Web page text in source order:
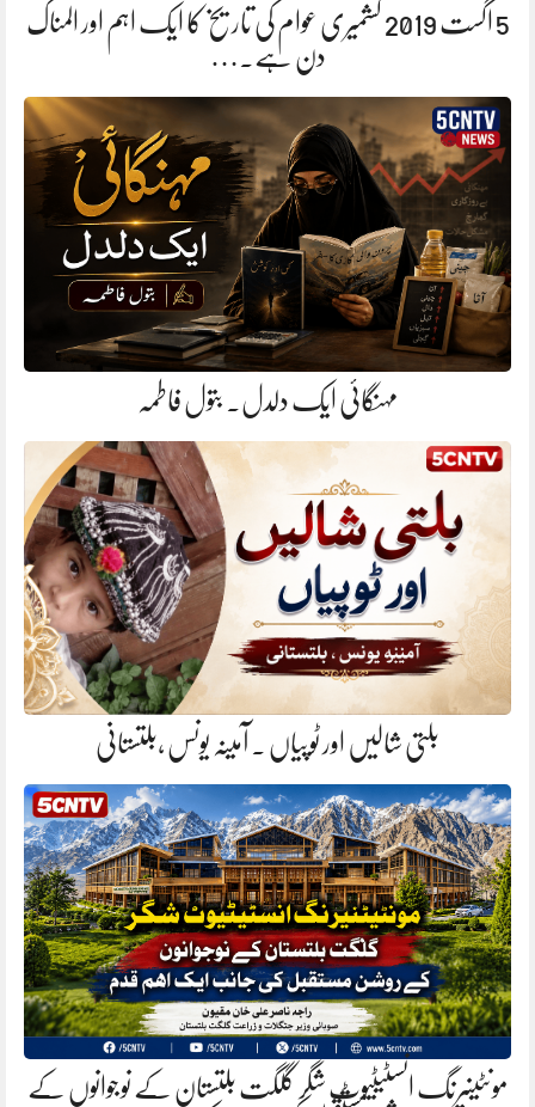
5 اگست 2019 کشمیری عوام کی تاریخ کا ایک اہم اور المناک
دن ہے.…
مہنگائی ایک دلدل. بتول فاطمہ
بلتی شالیں اور ٹوپیاں . آمینہ یونس ،بلتستانی
مونٹینیرنگ انسٹیٹیوٹ شگر گلگت بلتستان کے نوجوانوں کے